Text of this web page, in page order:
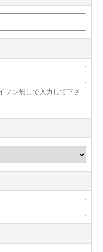
ン無しで入力して下さ